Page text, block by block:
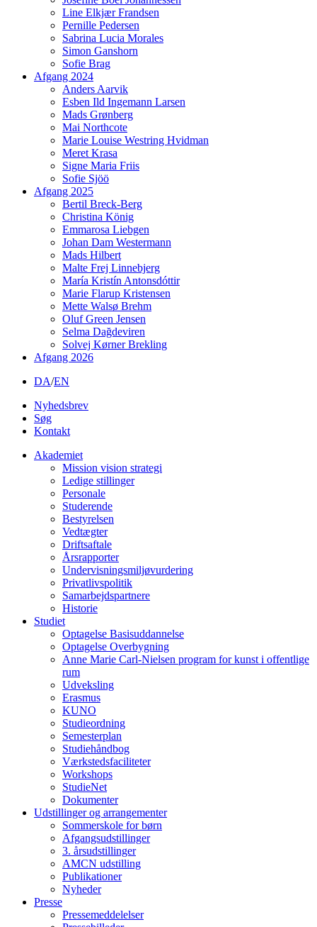
Line Elkjær Frandsen
Pernille Pedersen
Sabrina Lucia Morales
Simon Ganshorn
Sofie Brag
Afgang 2024
Anders Aarvik
Esben Ild Ingemann Larsen
Mads Grønberg
Mai Northcote
Marie Louise Westring Hvidman
Meret Krasa
Signe Maria Friis
Sofie Sjöö
Afgang 2025
Bertil Breck-Berg
Christina König
Emmarosa Liebgen
Johan Dam Westermann
Mads Hilbert
Malte Frej Linnebjerg
María Kristín Antonsdóttir
Marie Flarup Kristensen
Mette Walsø Brehm
Oluf Green Jensen
Selma Dağdeviren
Solvej Kørner Brekling
Afgang 2026
DA/EN
Nyhedsbrev
Søg
Kontakt
Akademiet
Mission vision strategi
Ledige stillinger
Personale
Studerende
Bestyrelsen
Vedtægter
Driftsaftale
Årsrapporter
Undervisningsmiljøvurdering
Privatlivspolitik
Samarbejdspartnere
Historie
Studiet
Optagelse Basisuddannelse
Optagelse Overbygning
Anne Marie Carl-Nielsen program for kunst i offentlige
rum
Udveksling
Erasmus
KUNO
Studieordning
Semesterplan
Studiehåndbog
Værkstedsfaciliteter
Workshops
StudieNet
Dokumenter
Udstillinger og arrangementer
Sommerskole for børn
Afgangsudstillinger
3. årsudstillinger
AMCN udstilling
Publikationer
Nyheder
Presse
Pressemeddelelser